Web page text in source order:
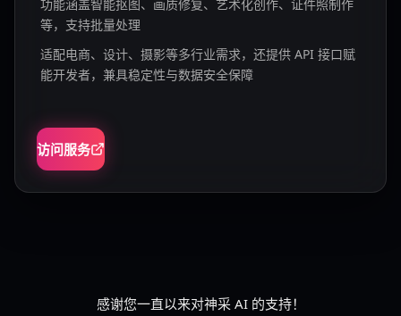
功能涵盖智能抠图、画质修复、艺术化创作、证件照制作
等，支持批量处理
适配电商、设计、摄影等多行业需求，还提供 API 接口赋
能开发者，兼具稳定性与数据安全保障
访问服务
感谢您一直以来对神采 AI 的支持！